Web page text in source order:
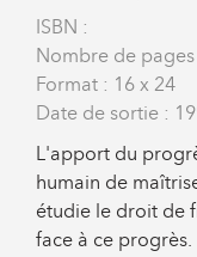
ISBN :
Nombre de
Format : 16 x 24
Date de sortie :
L'apport du
humain de
étudie le droit de
face à ce